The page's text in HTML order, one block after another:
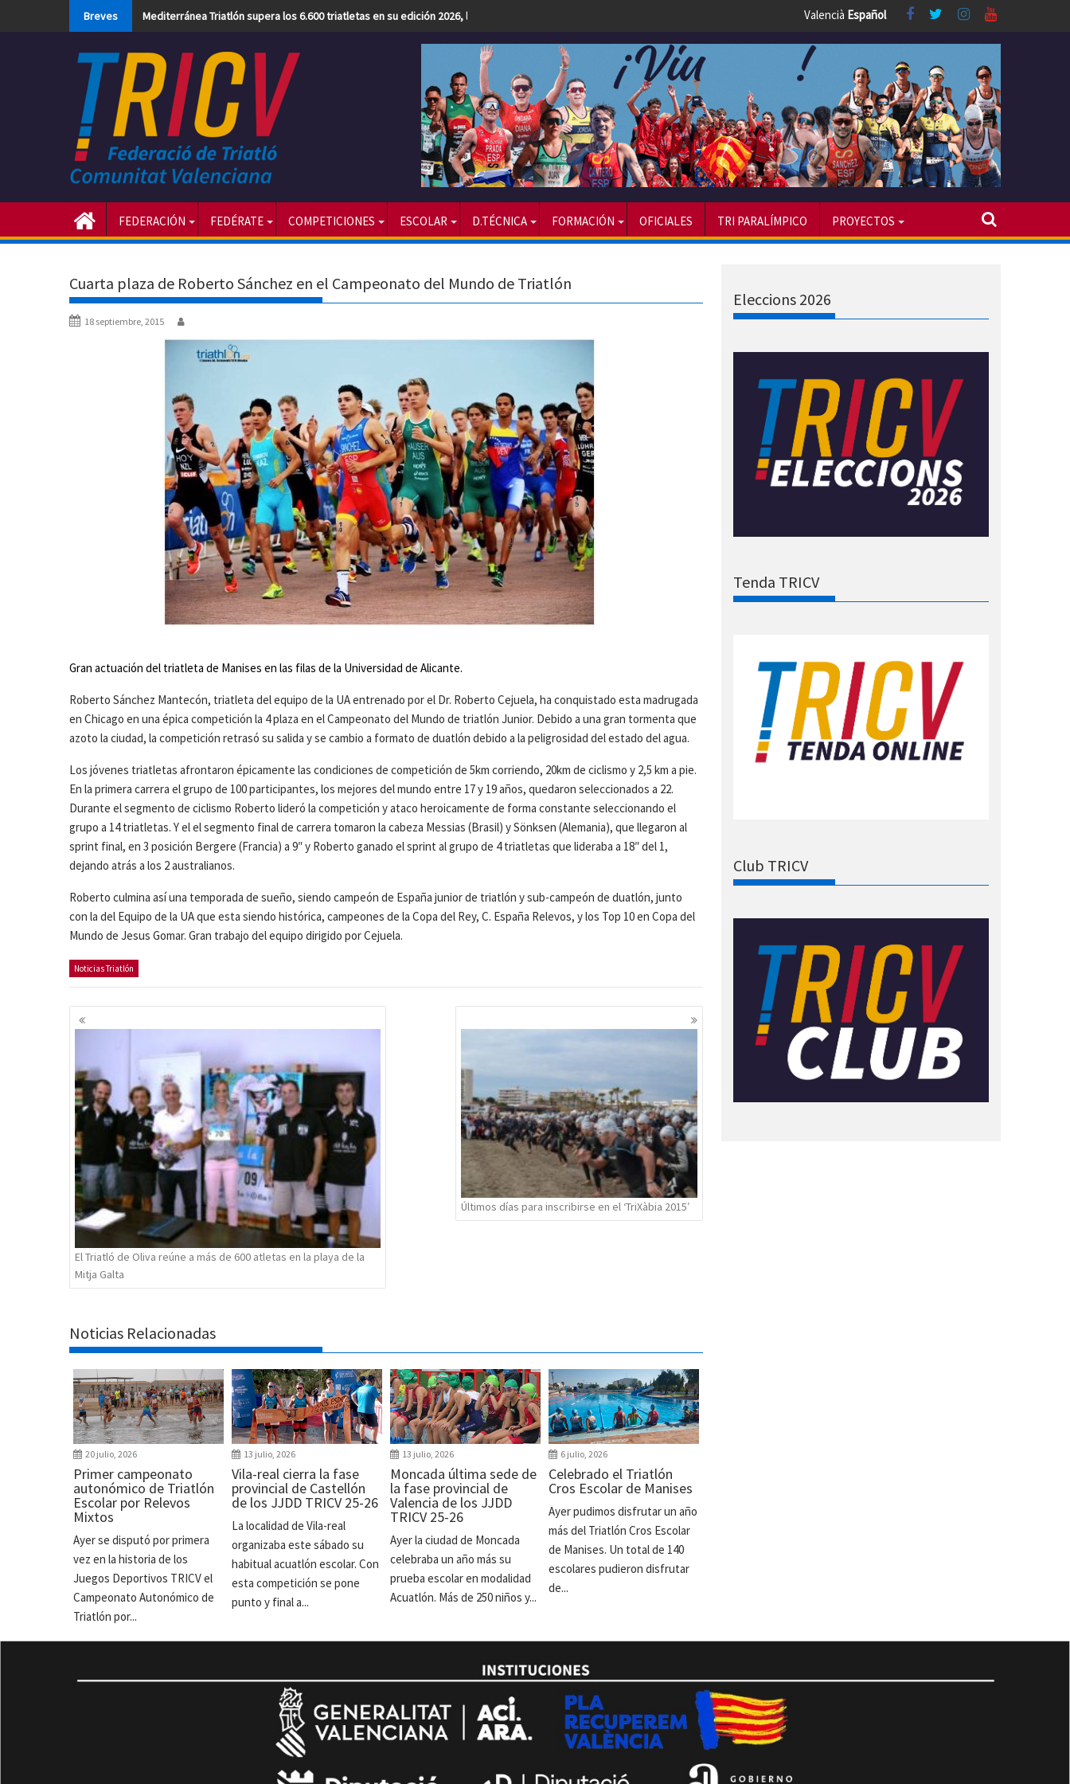
Breves Mediterránea Triatlón supera los 6.600 triatletas en su edición 2026, la más numerosa hasta la fecha Valencià Español
FEDERACIÓN FEDÉRATE COMPETICIONES ESCOLAR D.TÉCNICA FORMACIÓN OFICIALES TRI PARALÍMPICO PROYECTOS
Cuarta plaza de Roberto Sánchez en el Campeonato del Mundo de Triatlón
18 septiembre, 2015
Gran actuación del triatleta de Manises en las filas de la Universidad de Alicante.
Roberto Sánchez Mantecón, triatleta del equipo de la UA entrenado por el Dr. Roberto Cejuela, ha conquistado esta madrugada
en Chicago en una épica competición la 4 plaza en el Campeonato del Mundo de triatlón Junior. Debido a una gran tormenta que
azoto la ciudad, la competición retrasó su salida y se cambio a formato de duatlón debido a la peligrosidad del estado del agua.
Los jóvenes triatletas afrontaron épicamente las condiciones de competición de 5km corriendo, 20km de ciclismo y 2,5 km a pie.
En la primera carrera el grupo de 100 participantes, los mejores del mundo entre 17 y 19 años, quedaron seleccionados a 22.
Durante el segmento de ciclismo Roberto lideró la competición y ataco heroicamente de forma constante seleccionando el
grupo a 14 triatletas. Y el el segmento final de carrera tomaron la cabeza Messias (Brasil) y Sönksen (Alemania), que llegaron al
sprint final, en 3 posición Bergere (Francia) a 9″ y Roberto ganado el sprint al grupo de 4 triatletas que lideraba a 18″ del 1,
dejando atrás a los 2 australianos.
Roberto culmina así una temporada de sueño, siendo campeón de España junior de triatlón y sub-campeón de duatlón, junto
con la del Equipo de la UA que esta siendo histórica, campeones de la Copa del Rey, C. España Relevos, y los Top 10 en Copa del
Mundo de Jesus Gomar. Gran trabajo del equipo dirigido por Cejuela.
Noticias Triatlón
Navegación
de
El Triatló de Oliva reúne a más de 600 atletas en la playa de la
Mitja Galta
Últimos días para inscribirse en el ‘TriXàbia 2015′
Noticias Relacionadas
20 julio, 2026
Primer campeonato
autonómico de Triatlón
Escolar por Relevos
Mixtos
Ayer se disputó por primera
vez en la historia de los
Juegos Deportivos TRICV el
Campeonato Autonómico de
Triatlón por...
13 julio, 2026
Vila-real cierra la fase
provincial de Castellón
de los JJDD TRICV 25-26
La localidad de Vila-real
organizaba este sábado su
habitual acuatlón escolar. Con
esta competición se pone
punto y final a...
13 julio, 2026
Moncada última sede de
la fase provincial de
Valencia de los JJDD
TRICV 25-26
Ayer la ciudad de Moncada
celebraba un año más su
prueba escolar en modalidad
Acuatlón. Más de 250 niños y...
6 julio, 2026
Celebrado el Triatlón
Cros Escolar de Manises
Ayer pudimos disfrutar un año
más del Triatlón Cros Escolar
de Manises. Un total de 140
escolares pudieron disfrutar
de...
Eleccions 2026
Tenda TRICV
Club TRICV